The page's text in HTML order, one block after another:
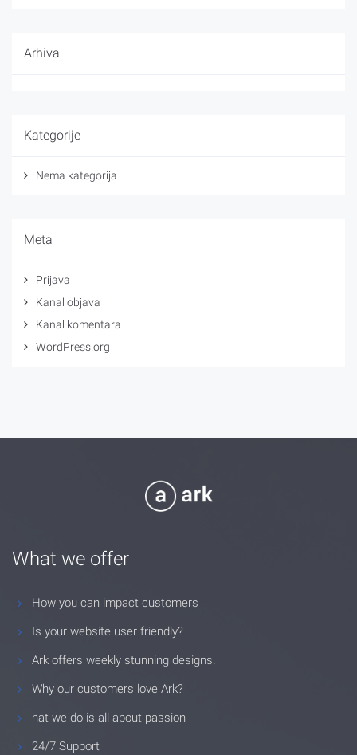
Arhiva
Kategorije
Nema kategorija
Meta
Prijava
Kanal objava
Kanal komentara
WordPress.org
What we offer
How you can impact customers
Is your website user friendly?
Ark offers weekly stunning designs.
Why our customers love Ark?
hat we do is all about passion
24/7 Support